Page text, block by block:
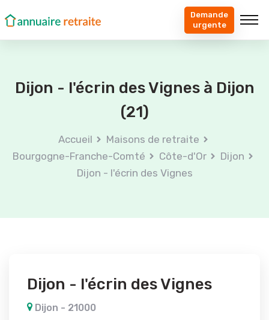
Demande
urgente
Dijon - l'écrin des Vignes à Dijon
(21)
Accueil
Maisons de retraite
Bourgogne-Franche-Comté
Côte-d'Or
Dijon
Dijon - l'écrin des Vignes
Dijon - l'écrin des Vignes
Dijon - 21000